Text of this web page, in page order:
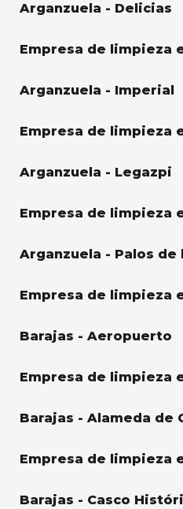
Arganzuela - Delicias
Empresa de limpieza
Arganzuela - Imperial
Empresa de limpieza
Arganzuela - Legazpi
Empresa de limpieza
Arganzuela - Palos de
Empresa de limpieza
Barajas - Aeropuerto
Empresa de limpieza
Barajas - Alameda de
Empresa de limpieza
Barajas - Casco